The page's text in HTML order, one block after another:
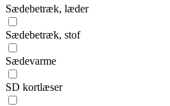
Sædebetræk, læder
Sædebetræk, stof
Sædevarme
SD kortlæser